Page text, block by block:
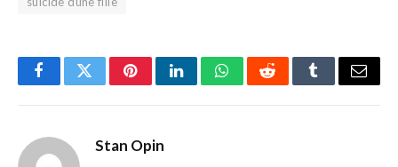
FacebookTwitterPinterestLinkedInWhatsAppRedditTumblrEmail
Stan Opin